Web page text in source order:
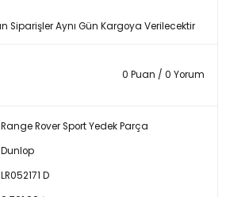
Siparişler Aynı Gün Kargoya Verilecektir
0 Puan / 0 Yorum
Range Rover Sport Yedek Parça
Dunlop
LR052171 D